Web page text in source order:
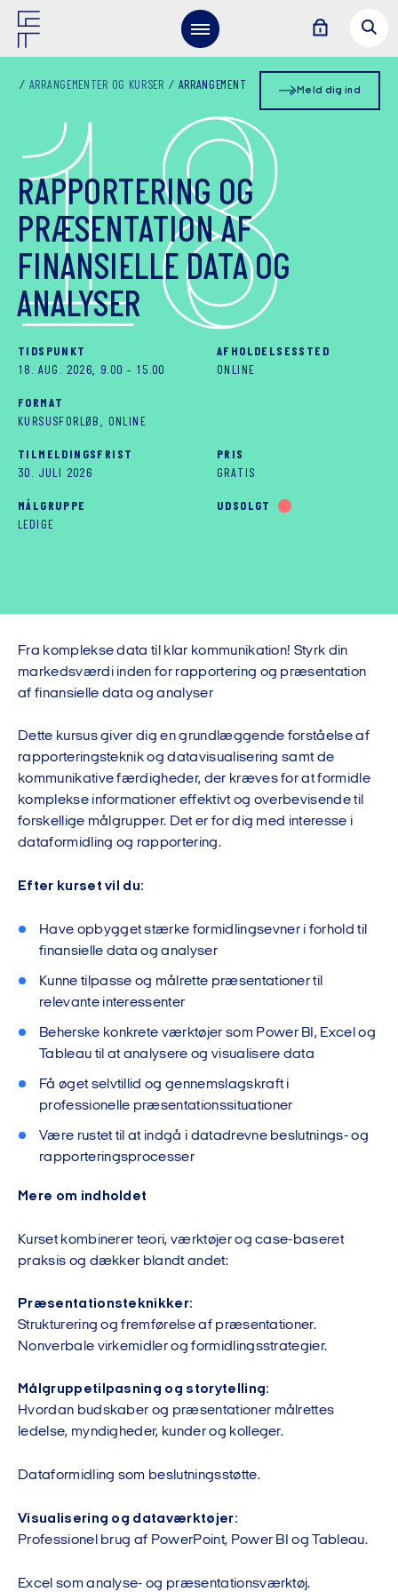
Meld dig ind
ARRANGEMENTER OG KURSER ARRANGEMENT
RAPPORTERING OG
PRÆSENTATION AF
FINANSIELLE DATA OG
ANALYSER
TIDSPUNKT
18. AUG. 2026, 9.00 - 15.00
FORMAT
KURSUSFORLØB, ONLINE
AFHOLDELSESSTED
ONLINE
TILMELDINGSFRIST
30. JULI 2026
PRIS
GRATIS
MÅLGRUPPE
LEDIGE
UDSOLGT
18
Fra komplekse data til klar kommunikation! Styrk din
markedsværdi inden for rapportering og præsentation
af finansielle data og analyser
Dette kursus giver dig en grundlæggende forståelse af
rapporteringsteknik og datavisualisering samt de
kommunikative færdigheder, der kræves for at formidle
komplekse informationer effektivt og overbevisende til
forskellige målgrupper. Det er for dig med interesse i
dataformidling og rapportering.
Efter kurset vil du:
Have opbygget stærke formidlingsevner i forhold til
finansielle data og analyser
Kunne tilpasse og målrette præsentationer til
relevante interessenter
Beherske konkrete værktøjer som Power BI, Excel og
Tableau til at analysere og visualisere data
Få øget selvtillid og gennemslagskraft i
professionelle præsentationssituationer
Være rustet til at indgå i datadrevne beslutnings- og
rapporteringsprocesser
Mere om indholdet
Kurset kombinerer teori, værktøjer og case-baseret
praksis og dækker blandt andet:
Præsentationsteknikker:
Strukturering og fremførelse af præsentationer.
Nonverbale virkemidler og formidlingsstrategier.
Målgruppetilpasning og storytelling:
Hvordan budskaber og præsentationer målrettes
ledelse, myndigheder, kunder og kolleger.
Dataformidling som beslutningsstøtte.
Visualisering og dataværktøjer:
Professionel brug af PowerPoint, Power BI og Tableau.
Excel som analyse- og præsentationsværktøj.